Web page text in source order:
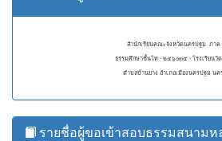
สำนักเรียนคณะจังหวัดนครปฐม ภาค
ธรรมศึกษาชั้นโท - ๒๕๖๐๓๕ - โรงเรียนวั
ตำบลบ้านยาง อำเภอเมืองนครปฐม นค
รายชื่อผู้ขอเข้าสอบธรรมสนามห